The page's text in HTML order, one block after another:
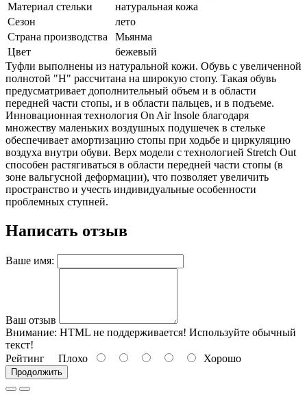
Материал стельки
натуральная кожа
Сезон
лето
Страна производства
Мьянма
Цвет
бежевый
Туфли выполнены из натуральной кожи. Обувь c увеличенной
полнотой "H" рассчитана на широкую стопу. Такая обувь
предусматривает дополнительный объем и в области
передней части стопы, и в области пальцев, и в подъеме.
Инновационная технология On Air Insole благодаря
множеству маленьких воздушных подушечек в стельке
обеспечивает амортизацию стопы при ходьбе и циркуляцию
воздуха внутри обуви. Верх модели с технологией Stretch Out
способен растягиваться в области передней части стопы (в
зоне вальгусной деформации), что позволяет увеличить
пространство и учесть индивидуальные особенности
проблемных ступней.
Написать отзыв
Ваше имя:
Ваш отзыв
Внимание: HTML не поддерживается! Используйте обычный
текст!
Рейтинг Плохо Хорошо
Продолжить